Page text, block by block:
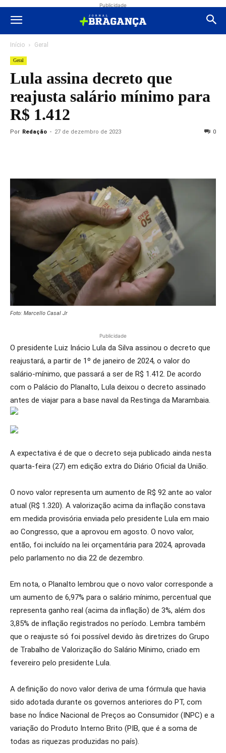
Publicidade
Início Geral
Geral
Lula assina decreto que
reajusta salário mínimo para
R$ 1.412
Por Redação - 27 de dezembro de 2023 0
Foto: Marcello Casal Jr
Publicidade
O presidente Luiz Inácio Lula da Silva assinou o decreto que
reajustará, a partir de 1º de janeiro de 2024, o valor do
salário-mínimo, que passará a ser de R$ 1.412. De acordo
com o Palácio do Planalto, Lula deixou o decreto assinado
antes de viajar para a base naval da Restinga da Marambaia.
A expectativa é de que o decreto seja publicado ainda nesta
quarta-feira (27) em edição extra do Diário Oficial da União.
O novo valor representa um aumento de R$ 92 ante ao valor
atual (R$ 1.320). A valorização acima da inflação constava
em medida provisória enviada pelo presidente Lula em maio
ao Congresso, que a aprovou em agosto. O novo valor,
então, foi incluído na lei orçamentária para 2024, aprovada
pelo parlamento no dia 22 de dezembro.
Em nota, o Planalto lembrou que o novo valor corresponde a
um aumento de 6,97% para o salário mínimo, percentual que
representa ganho real (acima da inflação) de 3%, além dos
3,85% de inflação registrados no período. Lembra também
que o reajuste só foi possível devido às diretrizes do Grupo
de Trabalho de Valorização do Salário Mínimo, criado em
fevereiro pelo presidente Lula.
A definição do novo valor deriva de uma fórmula que havia
sido adotada durante os governos anteriores do PT, com
base no Índice Nacional de Preços ao Consumidor (INPC) e a
variação do Produto Interno Brito (PIB, que é a soma de
todas as riquezas produzidas no país).